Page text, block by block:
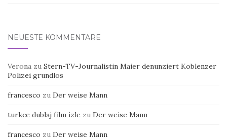
NEUESTE KOMMENTARE
Verona zu Stern-TV-Journalistin Maier denunziert Koblenzer
Polizei grundlos
francesco zu Der weise Mann
turkce dublaj film izle zu Der weise Mann
francesco zu Der weise Mann